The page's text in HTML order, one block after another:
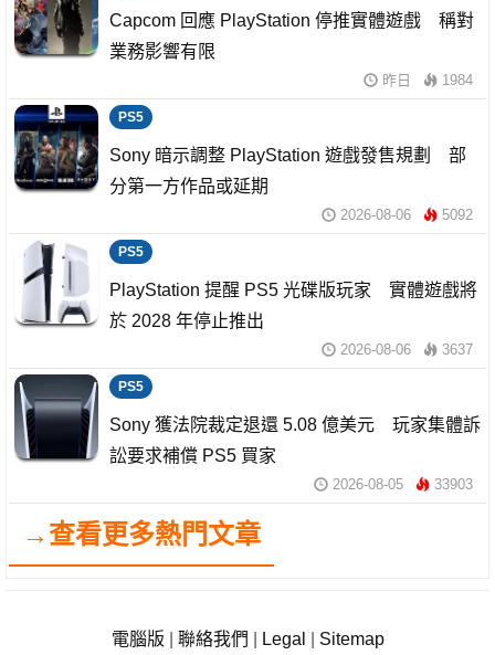
Capcom 回應 PlayStation 停推實體遊戲 稱對
業務影響有限
昨日 1984
PS5
Sony 暗示調整 PlayStation 遊戲發售規劃 部
分第一方作品或延期
2026-08-06 5092
PS5
PlayStation 提醒 PS5 光碟版玩家 實體遊戲將
於 2028 年停止推出
2026-08-06 3637
PS5
Sony 獲法院裁定退還 5.08 億美元 玩家集體訴
訟要求補償 PS5 買家
2026-08-05 33903
→查看更多熱門文章
電腦版 聯絡我們 Legal Sitemap